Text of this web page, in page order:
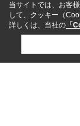
当サイトでは、お客
して、クッキー（
詳しくは、当社の 「